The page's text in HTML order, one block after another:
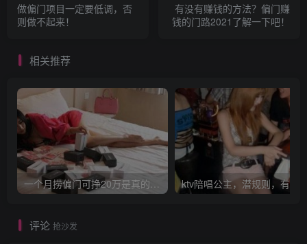
做偏门项目一定要低调，否
则做不起来！
有没有赚钱的方法？偏门赚
钱的门路2021了解一下吧！
相关推荐
评论 抢沙发